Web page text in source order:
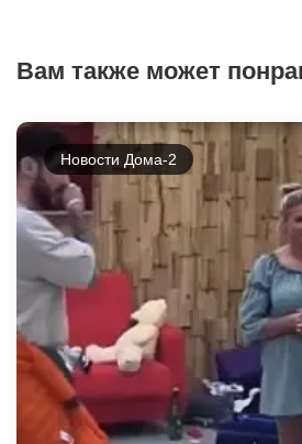
Вам также может
Новости Дома-2